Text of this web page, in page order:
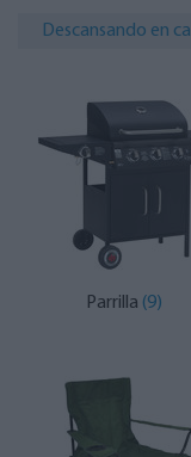
Descansando en
Parrilla (9)